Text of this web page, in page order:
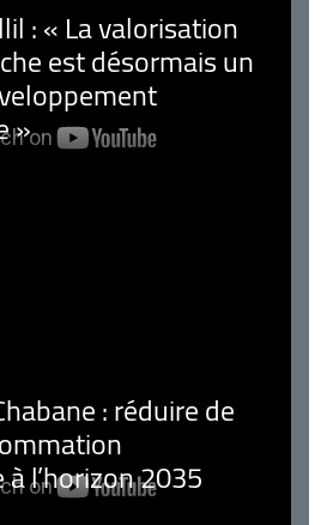
: « La valorisation
est désormais un
»
: réduire de
l’horizon 2035